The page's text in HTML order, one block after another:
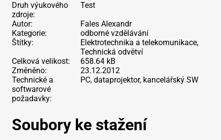
Druh výukového
zdroje:
Test
Autor:
Fales Alexandr
Kategorie:
odborné vzdělávání
Štítky:
Elektrotechnika a telekomunikace,
Technická odvětví
Celková velikost:
658.64 kB
Změněno:
23.12.2012
Technické a
softwarové
požadavky:
PC, dataprojektor, kancelářský SW
Soubory ke stažení